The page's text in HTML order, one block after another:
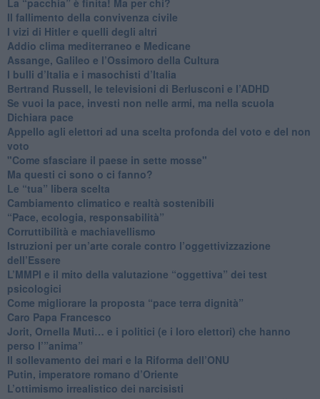
​Il fallimento della convivenza civile
​I vizi di Hitler e quelli degli altri
Addio clima mediterraneo e Medicane
​Assange, Galileo e l’Ossimoro della Cultura
​I bulli d’Italia e i masochisti d’Italia
​Bertrand Russell, le televisioni di Berlusconi e l’ADHD
​Se vuoi la pace, investi non nelle armi, ma nella scuola
​Dichiara pace
​Appello agli elettori ad una scelta profonda del voto e del non
voto
"Come sfasciare il paese in sette mosse"
​Ma questi ci sono o ci fanno?
​Le “tua” libera scelta
Cambiamento climatico e realtà sostenibili
“Pace, ecologia, responsabilità”
​Corruttibilità e machiavellismo
Istruzioni per un’arte corale contro l’oggettivizzazione
dell’Essere
​L’MMPI e il mito della valutazione “oggettiva” dei test
psicologici
Come migliorare la proposta “pace terra dignità”
Caro Papa Francesco
​Jorit, Ornella Muti… e i politici (e i loro elettori) che hanno
perso l’”anima”
​Il sollevamento dei mari e la Riforma dell’ONU
Putin, imperatore romano d’Oriente
​L’ottimismo irrealistico dei narcisisti